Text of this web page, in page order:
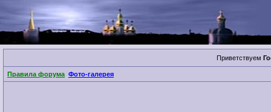
Приветствуем
Правила форума Фото-галерея